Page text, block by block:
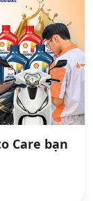
Care bạn